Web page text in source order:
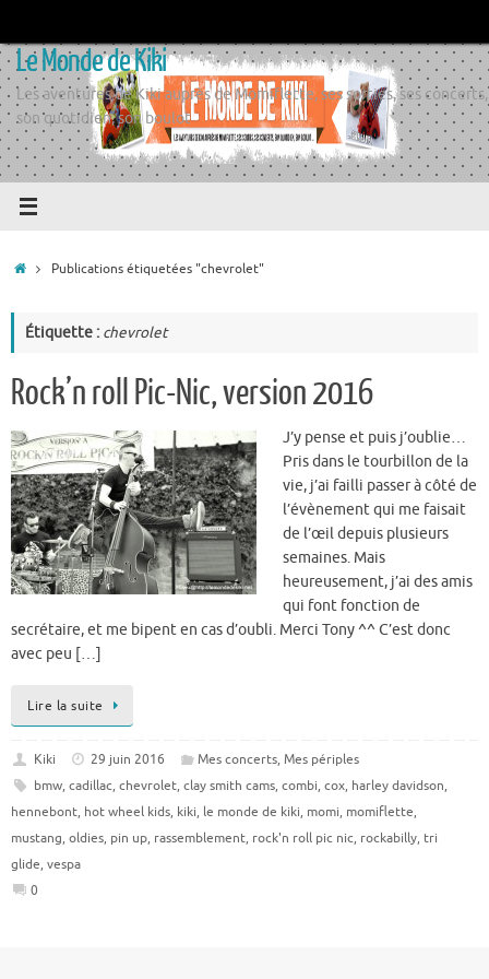
contenu
Le Monde de Kiki
Les aventures de Kiki auprès de Momiflette, ses sorties, ses concerts,
son quotidien, son boulot
AccueilPublications étiquetées "chevrolet"
Étiquette : chevrolet
Rock’n roll Pic-Nic, version 2016
J’y pense et puis j’oublie…
Pris dans le tourbillon de la
vie, j’ai failli passer à côté de
l’évènement qui me faisait
de l’œil depuis plusieurs
semaines. Mais
heureusement, j’ai des amis
qui font fonction de
secrétaire, et me bipent en cas d’oubli. Merci Tony ^^ C’est donc
avec peu […]
Lire la suite
Kiki 29 juin 2016 Mes concerts, Mes périples
bmw, cadillac, chevrolet, clay smith cams, combi, cox, harley davidson,
hennebont, hot wheel kids, kiki, le monde de kiki, momi, momiflette,
mustang, oldies, pin up, rassemblement, rock'n roll pic nic, rockabilly, tri
glide, vespa
0